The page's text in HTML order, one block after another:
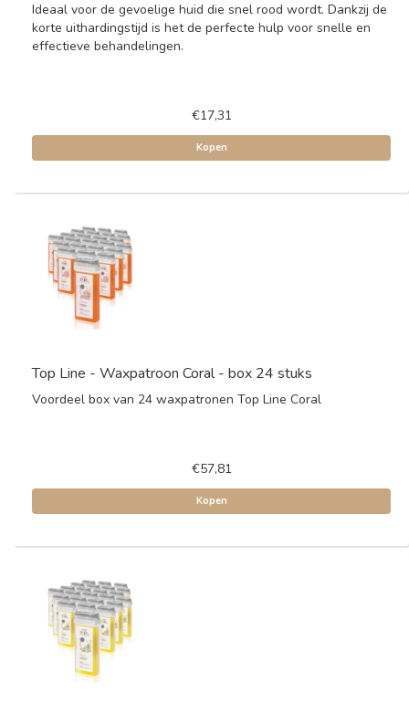
Ideaal voor de gevoelige huid die snel rood wordt. Dankzij de
korte uithardingstijd is het de perfecte hulp voor snelle en
effectieve behandelingen.
€17,31
Kopen
Top Line - Waxpatroon Coral - box 24 stuks
Voordeel box van 24 waxpatronen Top Line Coral
€57,81
Kopen